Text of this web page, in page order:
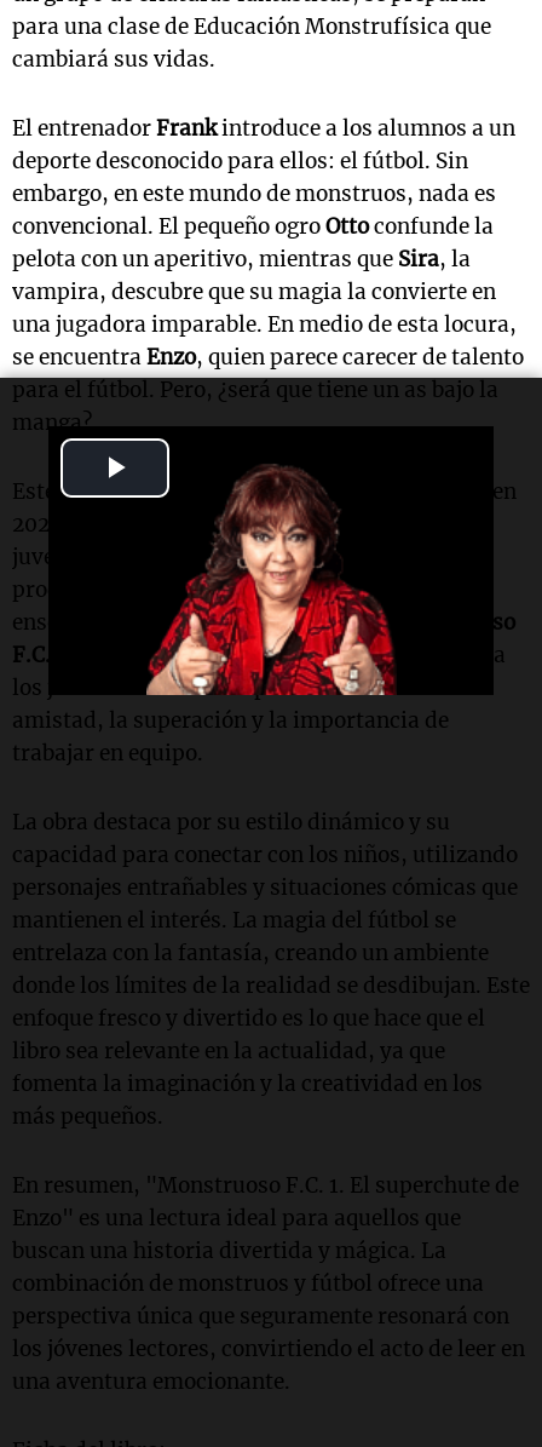
Video
para una clase de Educación Monstrufísica que
cambiará sus vidas.
El entrenadorFrankintroduce a los alumnos a un
deporte desconocido para ellos: el fútbol. Sin
embargo, en este mundo de monstruos, nada es
convencional. El pequeño ogroOttoconfunde la
pelota con un aperitivo, mientras que Sira, la
vampira, descubre que su magia la convierte en
una jugadora imparable. En medio de esta locura,
se encuentraEnzo, quien parece carecer de talento
para el fútbol. Pero, ¿será que tiene un as bajo la
manga?
Este libro, publicado por Carambuco Ediciones
en
2026, se inscribe dentro del género infantil y
juvenil, un campo que ha visto un auge en la
producción de obras que combinan humor y
enseñanzas valiosas. La narrativa de Monstruoso
F.C. no solo entretiene, sino que también invita a
los jóvenes lectores a explorar temas como la
amistad, la superación y la importancia de
trabajar en equipo.
La obra destaca por su estilo dinámico y su
capacidad para conectar con los niños, utilizando
personajes entrañables y situaciones cómicas que
mantienen el interés. La magia del fútbol se
entrelaza con la fantasía, creando un ambiente
donde los límites de la realidad se desdibujan. Este
enfoque fresco y divertido es lo que hace que el
libro sea relevante en la actualidad, ya que
fomenta la imaginación y la creatividad en los
más pequeños.
En resumen, "Monstruoso F.C. 1. El superchute de
Enzo" es una lectura ideal para aquellos que
buscan una historia divertida y mágica. La
combinación de monstruos y fútbol ofrece una
perspectiva única que seguramente resonará con
los jóvenes lectores, convirtiendo el acto de leer en
una aventura emocionante.